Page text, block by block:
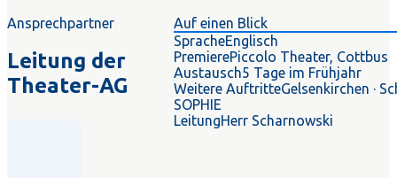
Ansprechpartner
Leitung der
Theater-AG
Auf einen Blick
SpracheEnglisch
PremierePiccolo Theater, Cottbus
Austausch5 Tage im Frühjahr
Weitere AuftritteGelsenkirchen ·
SOPHIE
LeitungHerr Scharnowski